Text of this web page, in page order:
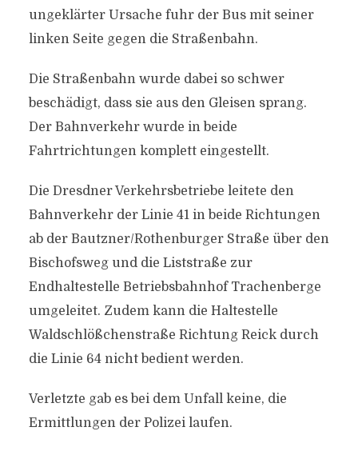
ungeklärter Ursache fuhr der Bus mit seiner
linken Seite gegen die Straßenbahn.
Die Straßenbahn wurde dabei so schwer
beschädigt, dass sie aus den Gleisen sprang.
Der Bahnverkehr wurde in beide
Fahrtrichtungen komplett eingestellt.
Die Dresdner Verkehrsbetriebe leitete den
Bahnverkehr der Linie 41 in beide Richtungen
ab der Bautzner/Rothenburger Straße über den
Bischofsweg und die Liststraße zur
Endhaltestelle Betriebsbahnhof Trachenberge
umgeleitet. Zudem kann die Haltestelle
Waldschlößchenstraße Richtung Reick durch
die Linie 64 nicht bedient werden.
Verletzte gab es bei dem Unfall keine, die
Ermittlungen der Polizei laufen.